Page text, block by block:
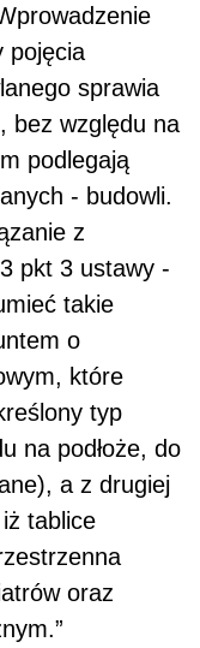
pojęcia
sprawia
bez względu na
podlegają
- budowli.
z
pkt 3 ustawy -
takie
o
które
typ
na podłoże, do
a z drugiej
tablice
oraz